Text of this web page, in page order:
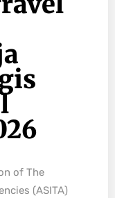
of The
(ASITA)